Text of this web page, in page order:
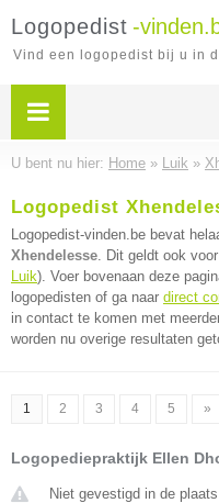
Logopedist -
Vind een logopedist bij u in
U bent nu hier: Home » Luik »
Logopedist
Logopedist-vinden.be bevat
Xhendelesse. Dit geldt ook
Luik). Voer bovenaan deze
logopedisten of ga naar direct
in contact te komen met
worden nu overige resultaten
1 2 3 4 5 »
Logopediepraktijk Ellen
Niet gevestigd in de